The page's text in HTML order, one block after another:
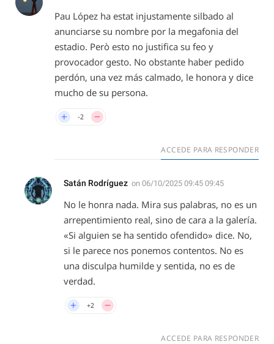
Pau López ha estat injustamente silbado al
anunciarse su nombre por la megafonia del
estadio. Però esto no justifica su feo y
provocador gesto. No obstante haber pedido
perdón, una vez más calmado, le honora y dice
mucho de su persona.
-2
ACCEDE PARA RESPONDER
Satán Rodríguez on 06/10/2025 09:45 09:45
No le honra nada. Mira sus palabras, no es un
arrepentimiento real, sino de cara a la galería.
«Si alguien se ha sentido ofendido» dice. No,
si le parece nos ponemos contentos. No es
una disculpa humilde y sentida, no es de
verdad.
+2
ACCEDE PARA RESPONDER